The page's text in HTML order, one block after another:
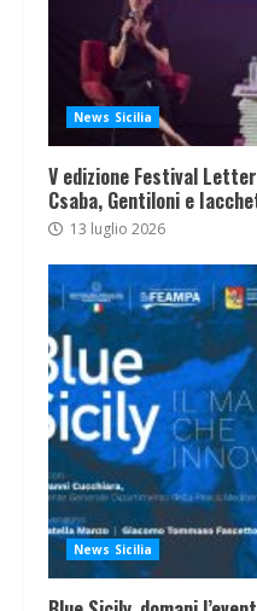
News Sicilia
V edizione Festival
Csaba, Gentiloni e
13 luglio 2026
News Sicilia